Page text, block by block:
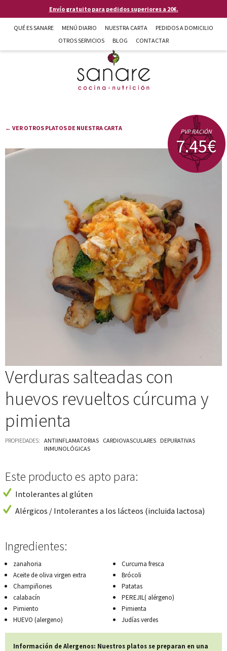
Pasar al contenido principalEnvío gratuito para pedidos superiores a 20€.
QUÉ ES SANARE MENÚ DIARIO NUESTRA CARTA
PEDIDOS A DOMICILIO
OTROS SERVICIOS
BLOG CONTACTAR
Sanare cocina + nutrición en Almería
← VER OTROS PLATOS DE NUESTRA CARTA
Verduras salteadas con
huevos revueltos cúrcuma y
pimienta
PROPIEDADES: ANTIINFLAMATORIAS CARDIOVASCULARES DEPURATIVAS
INMUNOLÓGICAS
Este producto es apto para:
Intolerantes al glúten
Alérgicos / Intolerantes a los lácteos (incluida lactosa)
Ingredientes:
zanahoria
Aceite de oliva virgen extra
Champiñones
calabacín
Pimiento
HUEVO (alergeno)
Curcuma fresca
Brócoli
Patatas
PEREJIL( alérgeno)
Pimienta
Judías verdes
Información de Alergenos: Nuestros platos se preparan en una
PVP RACIÓN
7.45€